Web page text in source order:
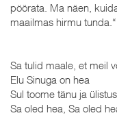
pöörata. Ma näen,
maailmas hirmu tunda.“
Sa tulid maale, et meil
Elu Sinuga on hea
Sul toome tänu ja
Sa oled hea, Sa oled